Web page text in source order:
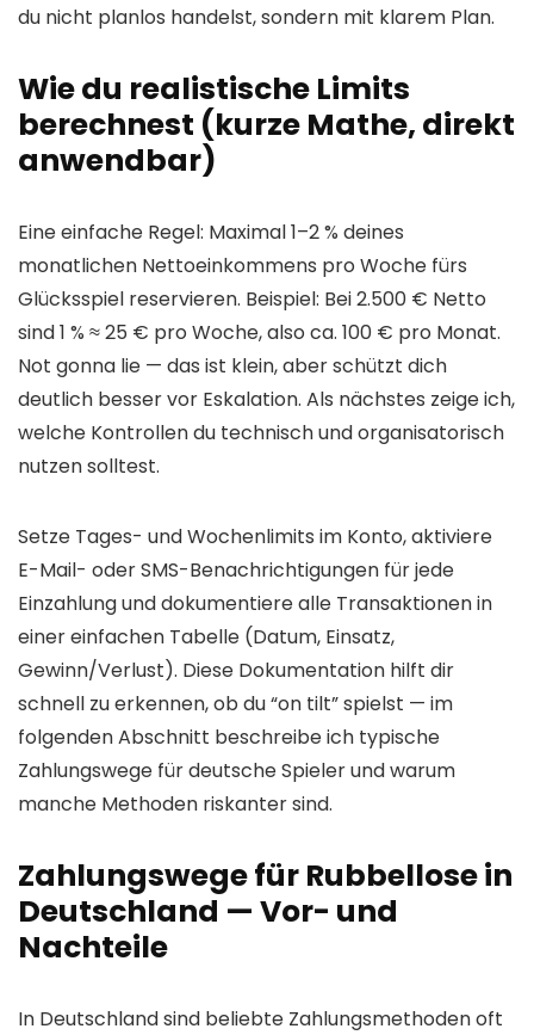
du nicht planlos handelst, sondern mit klarem Plan.
Wie du realistische Limits
berechnest (kurze Mathe, direkt
anwendbar)
Eine einfache Regel: Maximal 1–2 % deines
monatlichen Nettoeinkommens pro Woche fürs
Glücksspiel reservieren. Beispiel: Bei 2.500 € Netto
sind 1 % ≈ 25 € pro Woche, also ca. 100 € pro Monat.
Not gonna lie — das ist klein, aber schützt dich
deutlich besser vor Eskalation. Als nächstes zeige ich,
welche Kontrollen du technisch und organisatorisch
nutzen solltest.
Setze Tages- und Wochenlimits im Konto, aktiviere
E-Mail- oder SMS-Benachrichtigungen für jede
Einzahlung und dokumentiere alle Transaktionen in
einer einfachen Tabelle (Datum, Einsatz,
Gewinn/Verlust). Diese Dokumentation hilft dir
schnell zu erkennen, ob du “on tilt” spielst — im
folgenden Abschnitt beschreibe ich typische
Zahlungswege für deutsche Spieler und warum
manche Methoden riskanter sind.
Zahlungswege für Rubbellose in
Deutschland — Vor- und
Nachteile
In Deutschland sind beliebte Zahlungsmethoden oft